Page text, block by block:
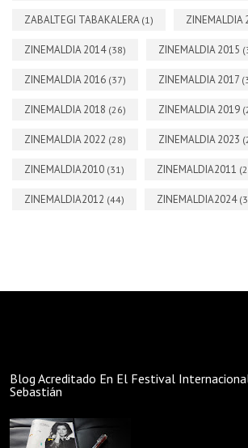
ZABALTEGI TABAKALERA (1) ZINEMALDIA
ZINEMALDIA 2014 (38) ZINEMALDIA 2015
ZINEMALDIA 2016 (37) ZINEMALDIA 2017
ZINEMALDIA 2018 (26) ZINEMALDIA 2019
ZINEMALDIA 2022 (28) ZINEMALDIA 2023
ZINEMALDIA2010 (31) ZINEMALDIA2011
ZINEMALDIA2012 (44) ZINEMALDIA2024
Blog Acreditado En El Festival
Sebastián